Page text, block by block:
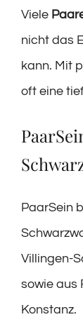
Viele
nicht das
kann. Mit
oft eine
PaarSein
Villingen-
sowie aus
Konstanz.